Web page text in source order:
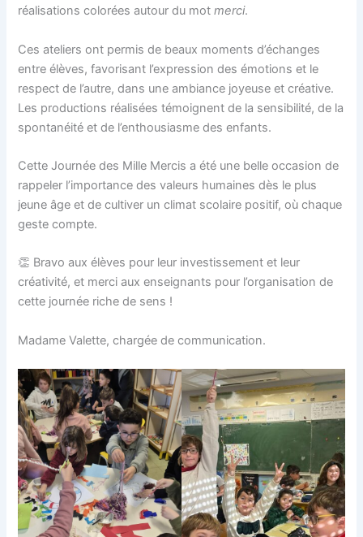
réalisations colorées autour du motmerci.
Ces ateliers ont permis de beaux moments d’échanges
entre élèves, favorisant l’expression des émotions et le
respect de l’autre, dans une ambiance joyeuse et créative.
Les productions réalisées témoignent de la sensibilité, de la
spontanéité et de l’enthousiasme des enfants.
Cette Journée des Mille Mercis a été une belle occasion de
rappeler l’importance des valeurs humaines dès le plus
jeune âge et de cultiver un climat scolaire positif, où chaque
geste compte.
👏 Bravo aux élèves pour leur investissement et leur
créativité, et merci aux enseignants pour l’organisation de
cette journée riche de sens !
Madame Valette, chargée de communication.